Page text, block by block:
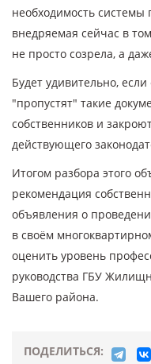
необходимость
внедряемая сейчас в
не просто созрела, а
Будет удивительно,
"пропустят" такие
собственников и
действующего
Итогом разбора этого
рекомендация
объявления о
в своём
оценить уровень
руководства ГБУ
Вашего района.
ПОДЕЛИТЬСЯ: